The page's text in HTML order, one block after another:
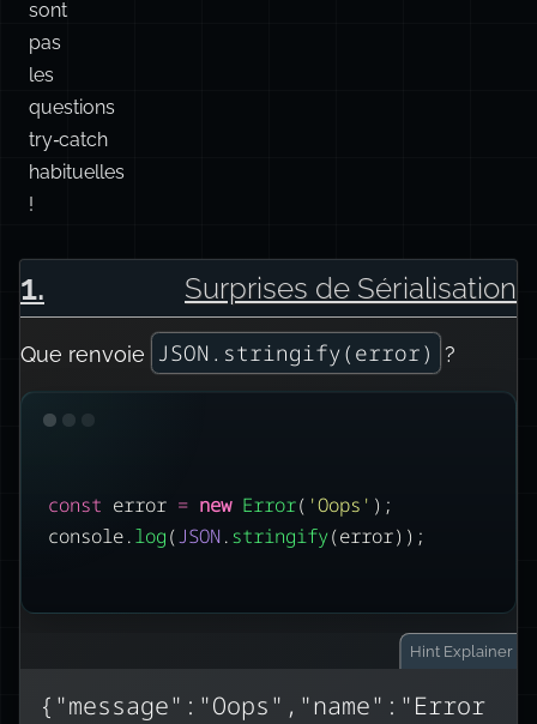
sont
pas
les
questions
try‑catch
habituelles
!
1. Surprises de Sérialisation
Que renvoie JSON.stringify(error) ?
const error = new Error( 'Oops ' );
console.log(JSON.stringify(error));
Hint Explainer
{"message":"Oops","name":"Error